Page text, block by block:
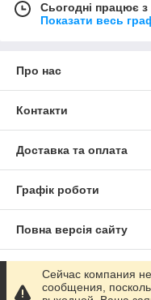
Сьогодні працює
Показати весь
Про нас
Контакти
Доставка та оплата
Графік роботи
Повна версія сайту
Сайт створено на
Сейчас компания
сообщения,